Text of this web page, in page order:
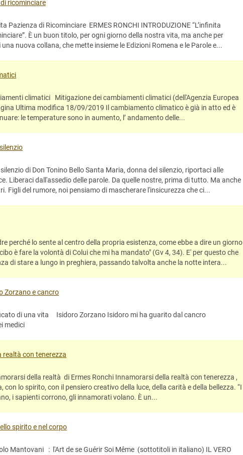
ricominciare
di Ricominciare ERMES RONCHI INTRODUZIONE “L’infinita
È un buon titolo, per ogni giorno della nostra vita, ma anche per
una nuova collana, che mette insieme le Edizioni Romena e le Parole e...
climatici Mitigazione dei cambiamenti climatici (dell'Agenzia Europea
Ultima modifica 18/09/2019 Il cambiamento climatico è già in atto ed è
le temperature sono in aumento, l’ andamento delle...
di Don Tonino Bello Santa Maria, donna del silenzio, riportaci alle
Liberaci dall'assedio delle parole. Da quelle nostre, prima di tutto. Ma anche
Figli del rumore, noi pensiamo di mascherare l'insicurezza che ci...
perché lo sente al centro della propria esistenza, come ebbe a dire un giorno
è fare la volontà di Colui che mi ha mandato" (Gv 4, 34). E' per questo che
di stare a lungo in preghiera, passando talvolta anche la notte intera...
Zorzano e cancro
di una vita Isidoro Zorzano Isidoro mi ha guarito dal cancro
medici
realtà con tenerezza
della realtà di Ermes Ronchi Innamorarsi della realtà con tenerezza ,
con lo spirito, con il pensiero creativo della luce, della carità e della bellezza. “I
i sapienti corrono, gli innamorati volano. È un...
spirito e nel corpo
Mantovani : l'Art de se Guérir Soi Même (sottotitoli in italiano) IL VERO